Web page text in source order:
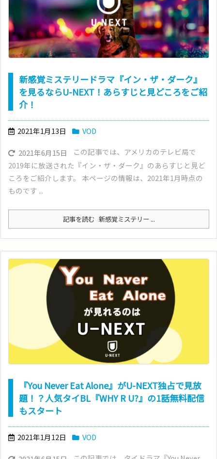
新感覚ミステリードラマ『イン・ザ・ダーク』
を見るならU-NEXT！あらすじと見どころをご紹
介！
2021年1月13日 VOD
2021年6月15日
この記事では、アメリカのテレビ局で
2019年に放送された『イン・ザ・ダーク』のあらすじと見ど
ころをご紹介します。 本ページの情報は、2021年1月時点の
ものです ...
記事を読む 新感覚ミステリー ...
『You Never Eat Alone』がU-NEXT独占で見放
題！？人気タイBL『WHY R U?』の1話無料配信
もスタート
2021年1月12日 VOD